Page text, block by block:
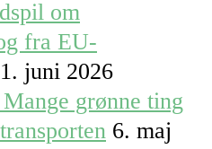
om
fra EU-
1. juni 2026
grønne ting
6. maj